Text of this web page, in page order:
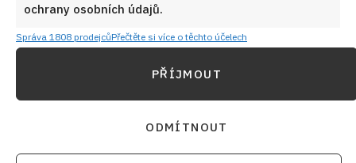
ochrany osobních údajů.
Správa 1808 prodejcůPřečtěte si více o těchto účelech
PŘÍJMOUT
ODMÍTNOUT